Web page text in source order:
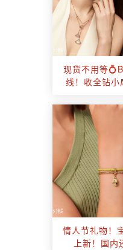
现货不用等
线！收全钻
情人节礼物！
上新！国内